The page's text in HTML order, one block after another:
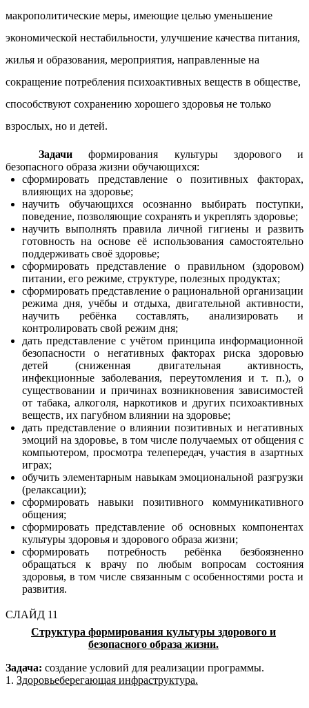
макрополитические меры, имеющие целью уменьшение
экономической нестабильности, улучшение качества питания,
жилья и образования, мероприятия, направленные на
сокращение потребления психоактивных веществ в обществе,
способствуют сохранению хорошего здоровья не только
взрослых, но и детей.
Задачи формирования культуры здорового и
безопасного образа жизни обучающихся:
сформировать представление о позитивных факторах,
влияющих на здоровье;
научить обучающихся осознанно выбирать поступки,
поведение, позволяющие сохранять и укреплять здоровье;
научить выполнять правила личной гигиены и развить
готовность на основе её использования самостоятельно
поддерживать своё здоровье;
сформировать представление о правильном (здоровом)
питании, его режиме, структуре, полезных продуктах;
сформировать представление о рациональной организации
режима дня, учёбы и отдыха, двигательной активности,
научить ребёнка составлять, анализировать и
контролировать свой режим дня;
дать представление с учётом принципа информационной
безопасности о негативных факторах риска здоровью
детей (сниженная двигательная активность,
инфекционные заболевания, переутомления и т. п.), о
существовании и причинах возникновения зависимостей
от табака, алкоголя, наркотиков и других психоактивных
веществ, их пагубном влиянии на здоровье;
дать представление о влиянии позитивных и негативных
эмоций на здоровье, в том числе получаемых от общения с
компьютером, просмотра телепередач, участия в азартных
играх;
обучить элементарным навыкам эмоциональной разгрузки
(релаксации);
сформировать навыки позитивного коммуникативного
общения;
сформировать представление об основных компонентах
культуры здоровья и здорового образа жизни;
сформировать потребность ребёнка безбоязненно
обращаться к врачу по любым вопросам состояния
здоровья, в том числе связанным с особенностями роста и
развития.
СЛАЙД 11
Структура формирования культуры здорового и
безопасного образа жизни.
Задача: создание условий для реализации программы.
1. Здоровьеберегающая инфраструктура.